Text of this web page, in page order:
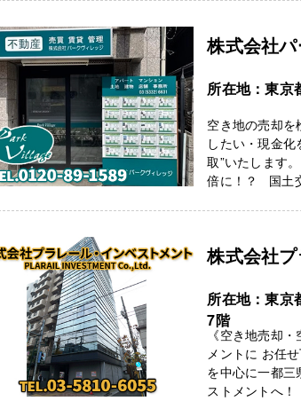
株式会社
所在地：東京
空き地の売却
したい・現金
取”いたします
倍に！？ 国土
株式会社
所在地：東京
7階
《空き地売却
メントに お任
を中心に一都
ストメントへ